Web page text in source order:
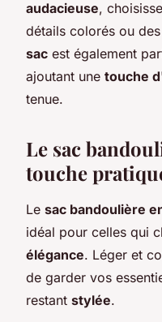
audacieuse,
détails colorés ou
sac est également
ajoutant une touche
tenue.
Le sac
touche
Le sac bandoulière
idéal pour celles qui
élégance. Léger et
de garder vos
restant stylée.